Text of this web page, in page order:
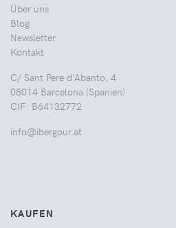
Über uns
Blog
Newsletter
Kontakt
C/ Sant Pere d'Abanto, 4
08014 Barcelona (Spanien)
CIF: B64132772
info@ibergour.at
KAUFEN